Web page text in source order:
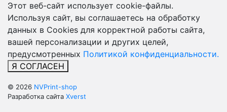
Этот веб-сайт использует cookie-файлы.
Используя сайт, вы соглашаетесь на обработку
данных в Cookies для корректной работы сайта,
вашей персонализации и других целей,
предусмотренных Политикой конфиденциальности.
Я СОГЛАСЕН
© 2026 NVPrint-shop
Разработка сайта Xverst